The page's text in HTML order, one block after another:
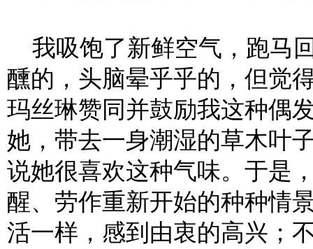
我吸饱了新鲜空气，跑马
醺的，头脑晕乎乎的，但觉
玛丝琳赞同并鼓励我这种偶
她，带去一身潮湿的草木叶
说她很喜欢这种气味。于是
醒、劳作重新开始的种种情
活一样，感到由衷的高兴；